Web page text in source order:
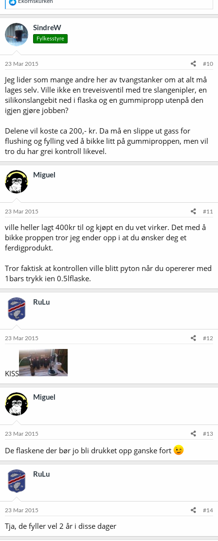
e
a
k
s
j
o
e
:
SindreW
Fylkesstyre
23 Mar 2015 #10
Jeg lider som mange andre her av tvangstanker om at alt må
lages selv. Ville ikke en treveisventil med tre slangenipler, en
silikonslangebit ned i flaska og en gummipropp utenpå den
igjen gjøre jobben?
Delene vil koste ca 200,- kr. Da må en slippe ut gass for
flushing og fylling ved å bikke litt på gummiproppen, men vil
tro du har grei kontroll likevel.
Miguel
23 Mar 2015 #11
ville heller lagt 400kr til og kjøpt en du vet virker. Det med å
bikke proppen tror jeg ender opp i at du ønsker deg et
ferdigprodukt.
Tror faktisk at kontrollen ville blitt pyton når du opererer med
1bars trykk ien 0.5lflaske.
RuLu
23 Mar 2015 #12
KISS
Miguel
23 Mar 2015 #13
De flaskene der bør jo bli drukket opp ganske fort
RuLu
23 Mar 2015 #14
Tja, de fyller vel 2 år i disse dager